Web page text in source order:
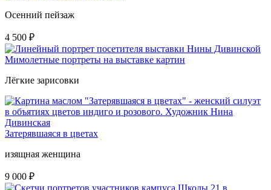
Осенний пейзаж
4 500 ₽
Мимолетные портреты на выставке картин
Лёгкие зарисовки
Затерявшаяся в цветах
изящная женщина
9 000 ₽